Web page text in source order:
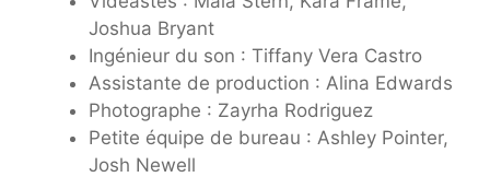
Joshua Bryant
Ingénieur du son : Tiffany Vera Castro
Assistante de production : Alina Edwards
Photographe : Zayrha Rodriguez
Petite équipe de bureau : Ashley Pointer,
Josh Newell